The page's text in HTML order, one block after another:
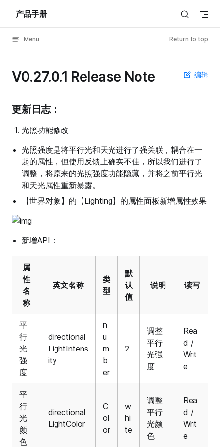
Skip to content
产品手册
Menu Return to top
编辑
V0.27.0.1 Release Note
更新日志：
光照功能修改
光照强度是将平行光和天光进行了强关联，耦合在一
起的属性，但使用反馈上确实不佳，所以我们进行了
调整，将原来的光照强度功能隐藏，并将之前平行光
和天光属性重新暴露。
【世界对象】的【Lighting】的属性面板新增属性效果
新增API：
属
性
名
称
英文名称
类
型
默
认
值
说明 读写
平
行
光
强
度
directional
LightIntens
ity
n
u
m
b
er
2
调整
平行
光强
度
Rea
d /
Writ
e
平
行
光
颜
色
directional
LightColor
C
ol
or
w
hi
te
调整
平行
光颜
色
Rea
d /
Writ
e